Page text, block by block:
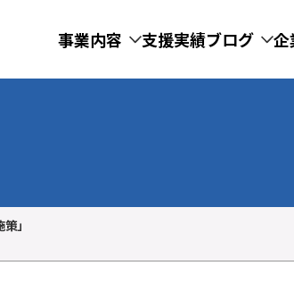
事業内容 支援実績ブログ 企
」